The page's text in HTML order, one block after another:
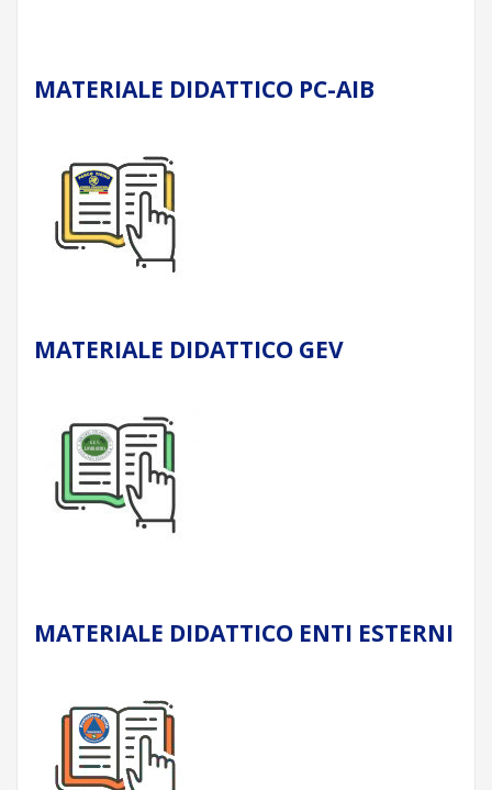
MATERIALE DIDATTICO PC-AIB
MATERIALE DIDATTICO GEV
MATERIALE DIDATTICO ENTI ESTERNI